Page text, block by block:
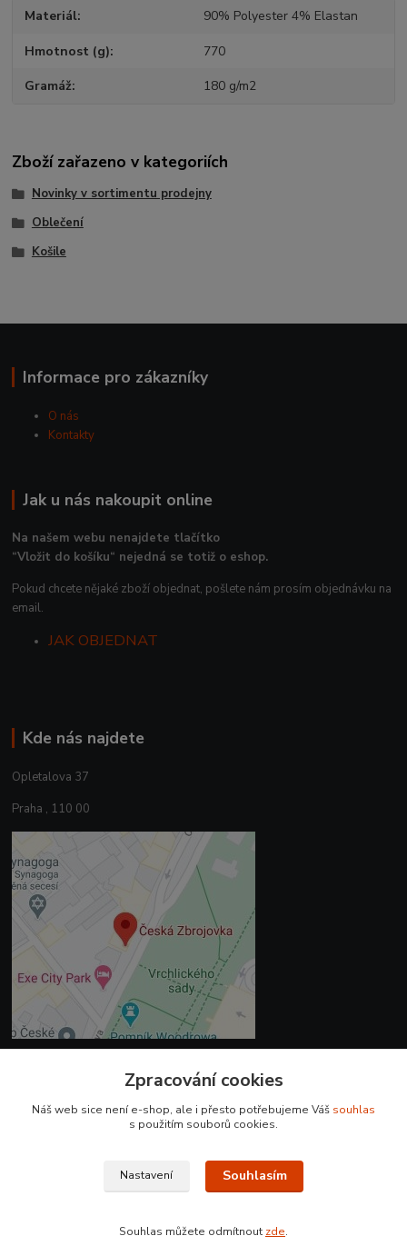
Materiál 90% Polyester 4% Elastan
Hmotnost (g) 770
Gramáž 180 g/m2
Zboží zařazeno v kategoriích
Novinky v sortimentu prodejny
Oblečení
Košile
Informace pro zákazníky
O nás
Kontakty
Jak u nás nakoupit online
Na našem webu nenajdete tlačítko
“Vložit do košíku“ nejedná se totiž o eshop.
Pokud chcete nějaké zboží objednat, pošlete nám prosím objednávku na
email.
JAK OBJEDNAT
Kde nás najdete
Opletalova 37
Praha , 110 00
+420 225 375 800
Zpracování cookies
Náš web sice není e-shop, ale i přesto potřebujeme Váš souhlas
s použitím souborů cookies.
Nastavení Souhlasím
Souhlas můžete odmítnout zde.